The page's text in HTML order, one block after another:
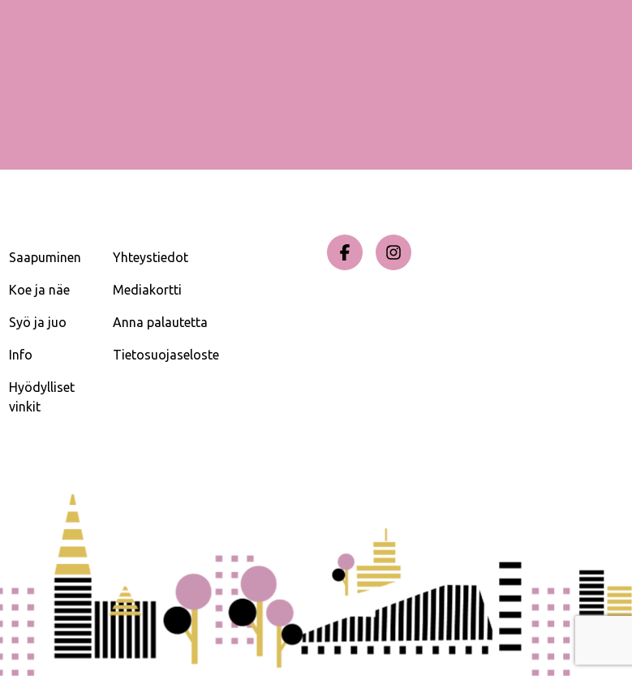
Saapuminen
Koe ja näe
Syö ja juo
Info
Hyödylliset
vinkit
Yhteystiedot
Mediakortti
Anna palautetta
Tietosuojaseloste